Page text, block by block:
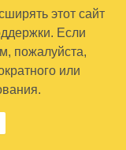
этот сайт
Если
пожалуйста,
или